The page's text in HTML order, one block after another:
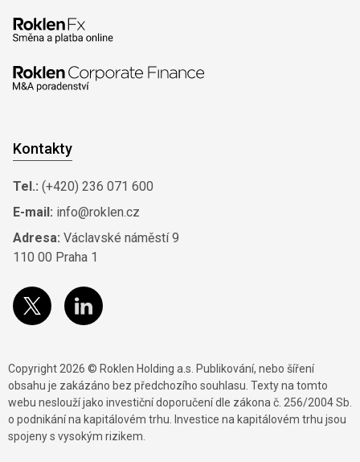
Kontakty
Tel.: (+420) 236 071 600
E-mail: info@roklen.cz
Adresa: Václavské náměstí 9
110 00 Praha 1
Copyright 2026 © Roklen Holding a.s. Publikování, nebo šíření
obsahu je zakázáno bez předchozího souhlasu. Texty na tomto
webu neslouží jako investiční doporučení dle zákona č. 256/2004 Sb.
o podnikání na kapitálovém trhu. Investice na kapitálovém trhu jsou
spojeny s vysokým rizikem.